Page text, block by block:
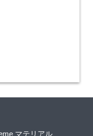
マテリアル